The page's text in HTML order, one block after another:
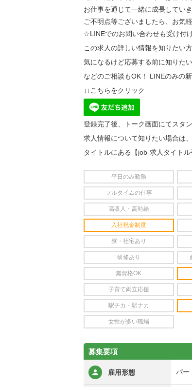
お仕事を通じて一緒に成長してい
ご不明点等ございましたら、お気
☆LINEでのお問い合わせも受け付
この求人の詳しい情報を知りたい方
気になるけど応募する前に知りた
などのご相談もOK！ LINEのみの
↓↓こちらをクリック
登録完了後、トーク画面にてスタ
求人情報について知りたい場合は、
タイトルにある【job-求人タイト
平日のみ勤務
フルタイムの仕事
高収入・高時給
入社祝金制度
寮・社宅あり
研修あり
無資格OK
子育て両立応援
駅チカ・駅ナカ
女性が多い職場
募集要項
雇用形態 パー